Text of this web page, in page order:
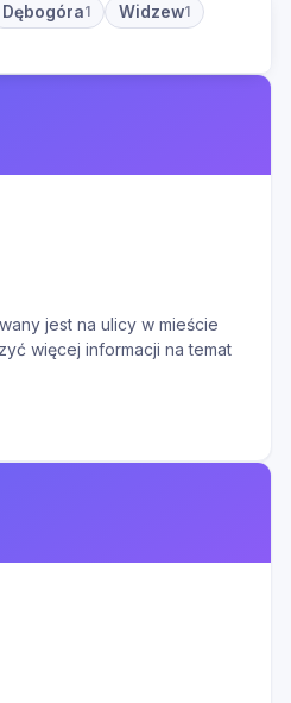
Dębogóra1 Widzew1
jest na ulicy w mieście
więcej informacji na temat